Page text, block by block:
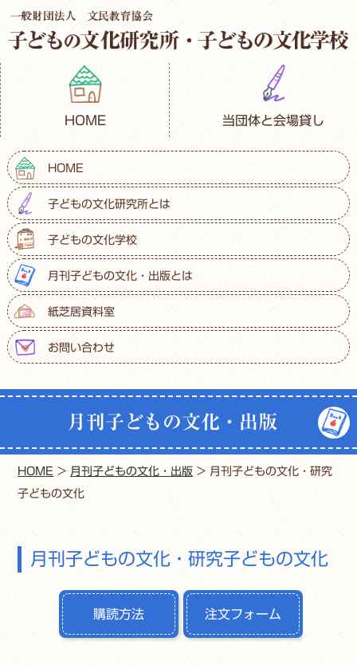
HOME 当団体と会場貸し
HOME
子どもの文化研究所とは
子どもの文化学校
月刊子どもの文化・出版とは
紙芝居資料室
お問い合わせ
月刊子どもの文化・出版
HOME > 月刊子どもの文化・出版 > 月刊子どもの文化・研究
子どもの文化
月刊子どもの文化・研究子どもの文化
購読方法 注文フォーム